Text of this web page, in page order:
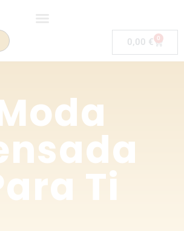
0,00 € 0
Ti